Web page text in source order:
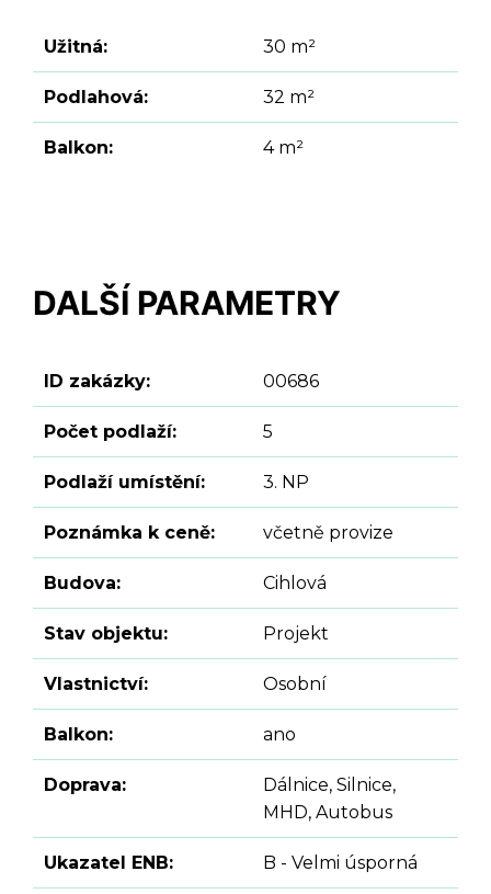
Užitná: 30 m²
Podlahová: 32 m²
Balkon: 4 m²
DALŠÍ PARAMETRY
ID zakázky: 00686
Počet podlaží: 5
Podlaží umístění: 3. NP
Poznámka k ceně: včetně provize
Budova: Cihlová
Stav objektu: Projekt
Vlastnictví: Osobní
Balkon: ano
Doprava:
Dálnice, Silnice,
MHD, Autobus
Ukazatel ENB: B - Velmi úsporná